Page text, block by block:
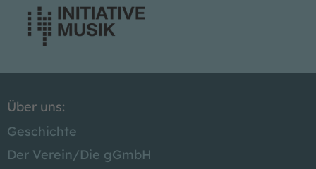
Über uns:
Geschichte
Der Verein/Die gGmbH